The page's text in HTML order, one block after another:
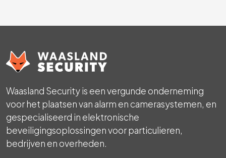
Waasland Security is een vergunde onderneming
voor het plaatsen van alarm en camerasystemen, en
gespecialiseerd in elektronische
beveiligingsoplossingen voor particulieren,
bedrijven en overheden.